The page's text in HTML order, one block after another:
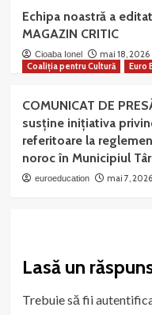
Echipa noastră a
MAGAZIN CRITIC
Cioaba Ionel mai 18, 2026
Coaliția pentru Cultură Euro
COMUNICAT DE
susține inițiativa
referitoare la
noroc în Municipiul
euroeducation mai 7, 2026
Lasă un
Trebuie să fii